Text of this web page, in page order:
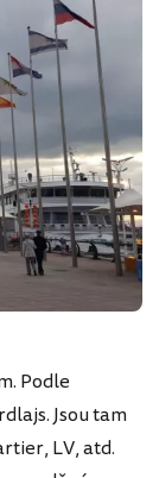
Podle
Jsou tam
LV, atd.